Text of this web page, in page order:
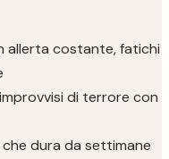
allerta costante, fatichi
di terrore con
che dura da settimane